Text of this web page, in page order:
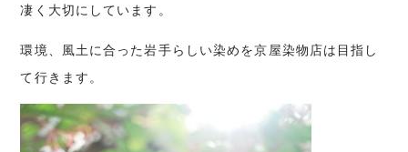
凄く大切にしています。
環境、風土に合った岩手らしい染めを京屋染物店は目指し
て行きます。